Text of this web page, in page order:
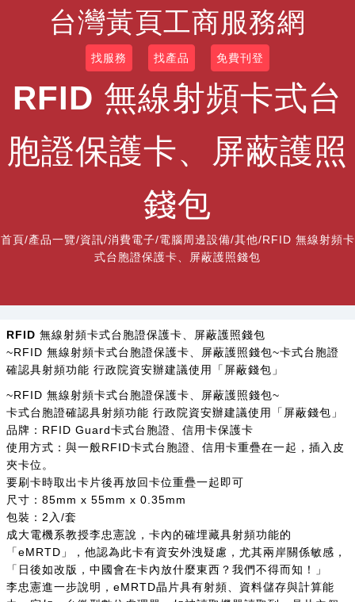
台灣黃頁工商服務網
找服務 找產品 免費刊登
RFID 無線射頻卡式台
胞證保護卡、屏蔽護照
錢包
首頁/產品一覽/資訊/消費電子/電腦周邊設備/其他/RFID 無線射頻卡
式台胞證保護卡、屏蔽護照錢包
RFID 無線射頻卡式台胞證保護卡、屏蔽護照錢包
~RFID 無線射頻卡式台胞證保護卡、屏蔽護照錢包~卡式台胞證
確認具射頻功能 行政院資安辦建議使用「屏蔽錢包」
~RFID 無線射頻卡式台胞證保護卡、屏蔽護照錢包~
卡式台胞證確認具射頻功能 行政院資安辦建議使用「屏蔽錢包」
品牌：RFID Guard卡式台胞證、信用卡保護卡
使用方式：與一般RFID卡式台胞證、信用卡重疊在一起，插入皮
夾卡位。
要刷卡時取出卡片後再放回卡位重疊一起即可
尺寸：85mm x 55mm x 0.35mm
包裝：2入/套
成大電機系教授李忠憲說，卡內的確埋藏具射頻功能的
「eMRTD」，他認為此卡有資安外洩疑慮，尤其兩岸關係敏感，
「日後如改版，中國會在卡內放什麼東西？我們不得而知！」
李忠憲進一步說明，eMRTD晶片具有射頻、資料儲存與計算能